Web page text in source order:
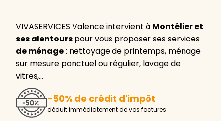
VIVASERVICES Valence intervient à Montélier et
ses alentours pour vous proposer ses services
de ménage: nettoyage de printemps, ménage
sur mesure ponctuel ou régulier, lavage de
vitres,…
-50% de crédit d'impôt
déduit immédiatement de vos factures